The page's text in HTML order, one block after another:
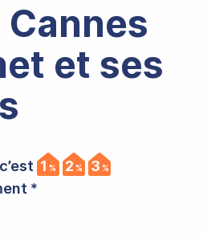
et ses
1 % ,2 % ,3 %
*